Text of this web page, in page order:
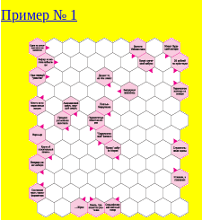
Пример № 1